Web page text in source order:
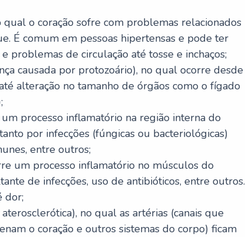
qual o coração sofre com problemas relacionados
É comum em pessoas hipertensas e pode ter
problemas de circulação até tosse e inchaços;
causada por protozoário), no qual ocorre desde
alteração no tamanho de órgãos como o fígado
processo inflamatório na região interna do
por infecções (fúngicas ou bacteriológicas)
entre outros;
um processo inflamatório no músculos do
de infecções, uso de antibióticos, entre outros.
dor;
no qual as artérias (canais que
o coração e outros sistemas do corpo) ficam